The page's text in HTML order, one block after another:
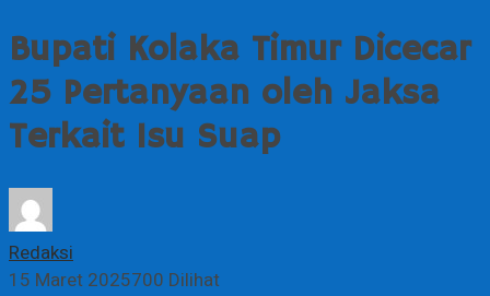
Bupati Kolaka Timur Dicecar
25 Pertanyaan oleh Jaksa
Terkait Isu Suap
Redaksi
15 Maret 2025700 Dilihat